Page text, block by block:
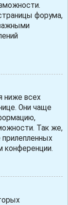
форума,
ниже всех
Они чаще
Так же,
прилепленных
конференции.